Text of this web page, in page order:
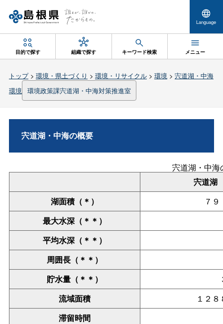
Language
目的で探す 組織で探す キーワード検索 メニュー
トップ> 環境・県土づくり > 環境・リサイクル> 環境> 宍道湖・中海
環境 環境政策課宍道湖・中海対策推進室
宍道湖・中海の概要
宍道湖・中海
宍道湖
湖面積（＊）
７
最大水深（＊＊）
平均水深（＊＊）
周囲長（＊＊）
貯水量（＊＊）
流域面積
１２
滞留時間